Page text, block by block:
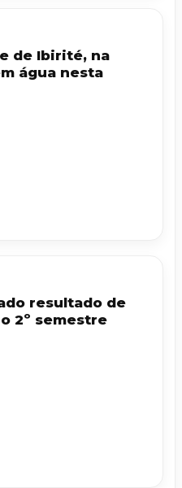
de Ibirité, na
água nesta
resultado de
2º semestre